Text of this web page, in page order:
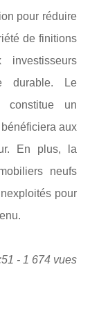
pour réduire
de finitions
durable. Le
constitue un
aux
En plus, la
neufs
pour
- 1 674 vues